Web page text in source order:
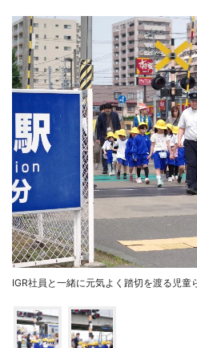
IGR社員と一緒に元気よく踏切を渡る児童